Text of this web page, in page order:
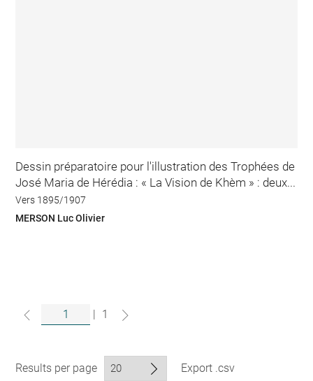
Dessin préparatoire pour l'illustration des Trophées de
José Maria de Hérédia : « La Vision de Khèm » : deux...
Vers 1895/1907
MERSON Luc Olivier
| 1
Results per page Export .csv